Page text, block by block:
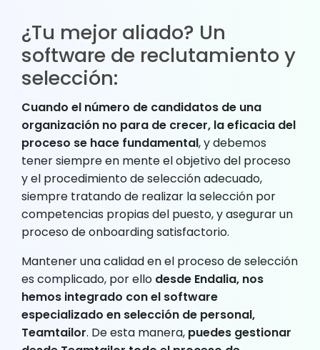
¿Tu mejor aliado? Un
software de reclutamiento y
selección:
Cuando el número de candidatos de una
organización no para de crecer, la eficacia del
proceso se hace fundamental, y debemos
tener siempre en mente el objetivo del proceso
y el procedimiento de selección adecuado,
siempre tratando de realizar la selección por
competencias propias del puesto, y asegurar un
proceso de onboarding satisfactorio.
Mantener una calidad en el proceso de selección
es complicado, por ello desde Endalia, nos
hemos integrado con el software
especializado en selección de personal,
Teamtailor. De esta manera, puedes gestionar